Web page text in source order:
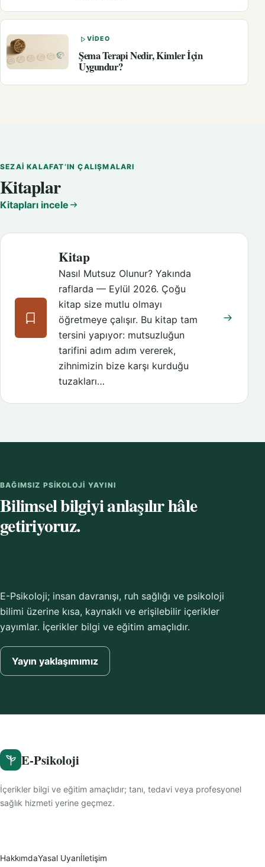
VIDEO
Şema Terapi Nedir, Kimler İçin
Uygundur?
SEZAI KALAFAT’IN ÇALIŞMALARI
Kitaplar
Kitapları incele
Kitap
Nasıl Mutsuz Olunur? Yakında
raflarda — Eylül 2026. Çoğu
kitap size mutlu olmayı
öğretmeye çalışır. Bu kitap tam
tersini yapıyor: mutsuzluğun
tarifini adım adım vererek,
zihnimizin bize karşı kurduğu
tuzakları…
BAĞIMSIZ PSIKOLOJI YAYINI
Bilimsel bilgiyi anlaşılır hâle
getiriyoruz.
E-Psikoloji; insan davranışı, ruh sağlığı ve psikoloji
bilimi üzerine kısa, kaynaklı ve erişilebilir içerikler
yayımlar. İçerikler bilgi ve eğitim amaçlıdır.
Yayın yaklaşımımız
E-Psikoloji
İçerikler bilgi ve eğitim amaçlıdır; tanı, tedavi veya profesyonel
sağlık hizmeti yerine geçmez.
HakkımdaYasal Uyarıİletişim